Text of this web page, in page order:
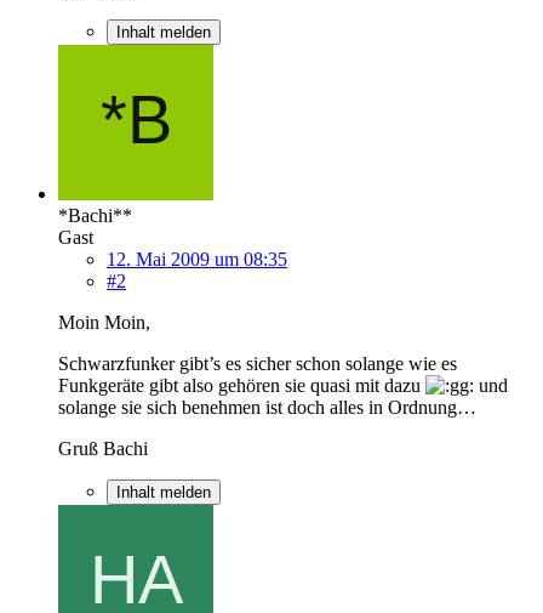
Inhalt melden
*Bachi**
Gast
12. Mai 2009 um 08:35
#2
Moin Moin,
Schwarzfunker gibt’s es sicher schon solange wie es
Funkgeräte gibt also gehören sie quasi mit dazu
und
solange sie sich benehmen ist doch alles in Ordnung…
Gruß Bachi
Inhalt melden